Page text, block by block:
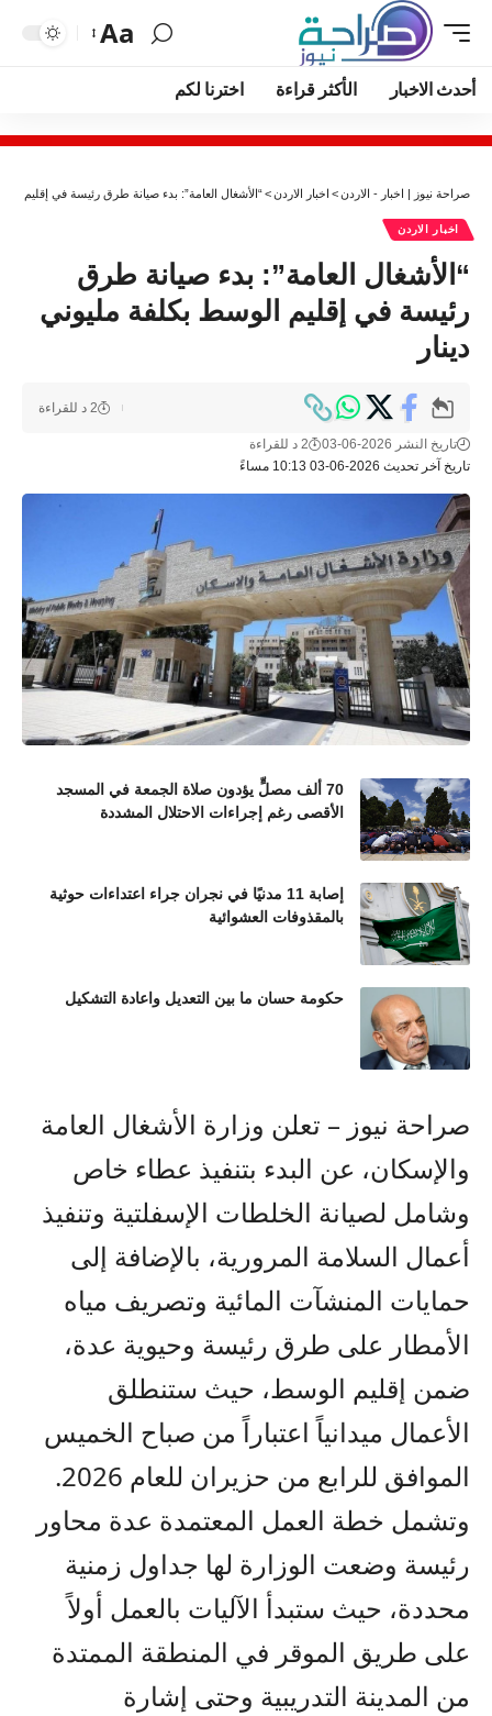
Aa
أحدث الاخبار الأكثر قراءة اخترنا لكم
صراحة نيوز | اخبار - الاردن> اخبار الاردن>“الأشغال العامة”: بدء صيانة طرق رئيسة في إقليم
اخبار الاردن
“الأشغال العامة”: بدء صيانة طرق
رئيسة في إقليم الوسط بكلفة مليوني
دينار
تاريخ آخر تحديث 2026-06-03 10:13 مساءً
تاريخ النشر 2026-06-03 2 د للقراءة
2 د للقراءة
70 ألف مصلٍّ يؤدون صلاة الجمعة في المسجد
الأقصى رغم إجراءات الاحتلال المشددة
إصابة 11 مدنيًا في نجران جراء اعتداءات حوثية
بالمقذوفات العشوائية
حكومة حسان ما بين التعديل واعادة التشكيل
صراحة نيوز – تعلن وزارة الأشغال العامة
والإسكان، عن البدء بتنفيذ عطاء خاص
وشامل لصيانة الخلطات الإسفلتية وتنفيذ
أعمال السلامة المرورية، بالإضافة إلى
حمايات المنشآت المائية وتصريف مياه
الأمطار على طرق رئيسة وحيوية عدة،
ضمن إقليم الوسط، حيث ستنطلق
الأعمال ميدانياً اعتباراً من صباح الخميس
الموافق للرابع من حزيران للعام 2026.
وتشمل خطة العمل المعتمدة عدة محاور
رئيسة وضعت الوزارة لها جداول زمنية
محددة، حيث ستبدأ الآليات بالعمل أولاً
على طريق الموقر في المنطقة الممتدة
من المدينة التدريبية وحتى إشارة